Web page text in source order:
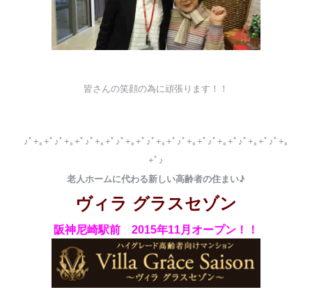
皆さんの笑顔の為に頑張ります！！
♪ﾟ+｡+ﾟ♪ﾟ+｡+ﾟ♪ﾟ+｡+ﾟ♪ﾟ+｡+ﾟ♪ﾟ+｡+ﾟ♪ﾟ+｡+ﾟ♪ﾟ+｡+ﾟ♪ﾟ+｡+ﾟ♪ﾟ+｡
+ﾟ♪
老人ホームに代わる新しい高齢者の住まい♪
ヴィラ グラスセゾン
阪神尼崎駅前 2015年11月オープン！！